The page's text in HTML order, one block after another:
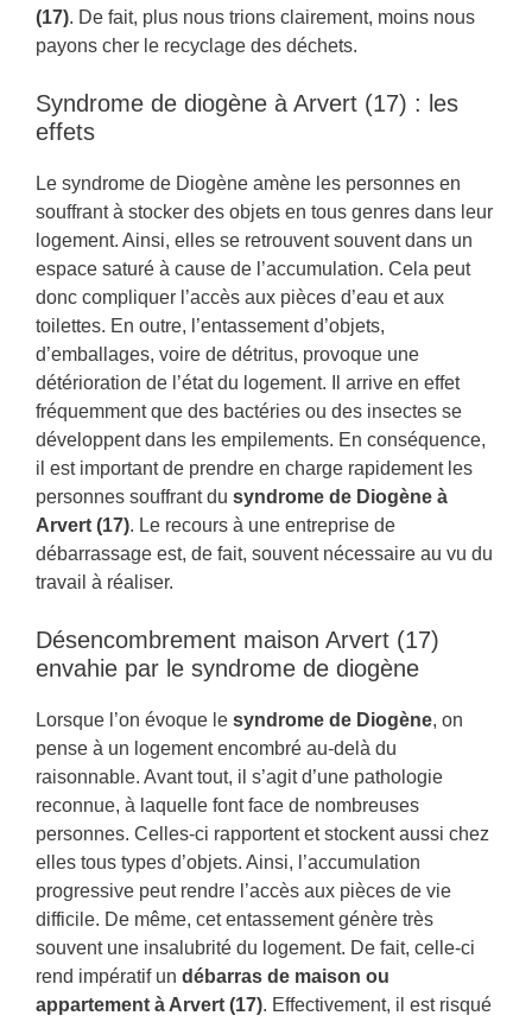
(17). De fait, plus nous trions clairement, moins nous
payons cher le recyclage des déchets.
Syndrome de diogène à Arvert (17) : les
effets
Le syndrome de Diogène amène les personnes en
souffrant à stocker des objets en tous genres dans leur
logement. Ainsi, elles se retrouvent souvent dans un
espace saturé à cause de l’accumulation. Cela peut
donc compliquer l’accès aux pièces d’eau et aux
toilettes. En outre, l’entassement d’objets,
d’emballages, voire de détritus, provoque une
détérioration de l’état du logement. Il arrive en effet
fréquemment que des bactéries ou des insectes se
développent dans les empilements. En conséquence,
il est important de prendre en charge rapidement les
personnes souffrant du syndrome de Diogène à
Arvert (17). Le recours à une entreprise de
débarrassage est, de fait, souvent nécessaire au vu du
travail à réaliser.
Désencombrement maison Arvert (17)
envahie par le syndrome de diogène
Lorsque l’on évoque le syndrome de Diogène, on
pense à un logement encombré au-delà du
raisonnable. Avant tout, il s’agit d’une pathologie
reconnue, à laquelle font face de nombreuses
personnes. Celles-ci rapportent et stockent aussi chez
elles tous types d’objets. Ainsi, l’accumulation
progressive peut rendre l’accès aux pièces de vie
difficile. De même, cet entassement génère très
souvent une insalubrité du logement. De fait, celle-ci
rend impératif un débarras de maison ou
appartement à Arvert (17). Effectivement, il est risqué